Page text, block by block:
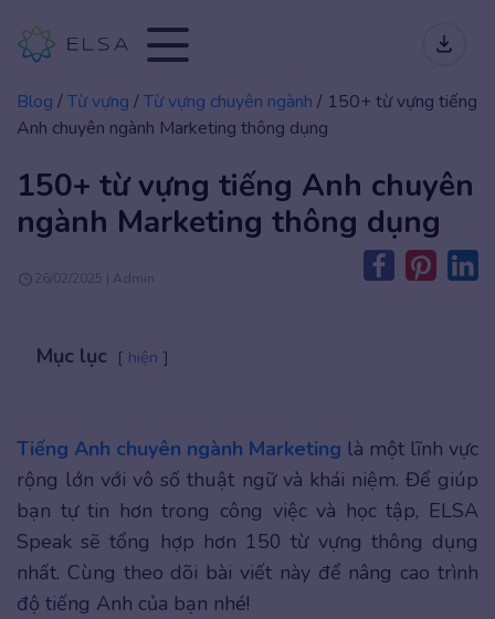
Blog /Từ vựng /Từ vựng chuyên ngành / 150+ từ vựng tiếng
Anh chuyên ngành Marketing thông dụng
150+ từ vựng tiếng Anh chuyên
ngành Marketing thông dụng
26/02/2025 | Admin
Mục lục hiện
Tiếng Anh chuyên ngành Marketing là một lĩnh vực
rộng lớn với vô số thuật ngữ và khái niệm. Để giúp
bạn tự tin hơn trong công việc và học tập, ELSA
Speak sẽ tổng hợp hơn 150 từ vựng thông dụng
nhất. Cùng theo dõi bài viết này để nâng cao trình
độ tiếng Anh của bạn nhé!